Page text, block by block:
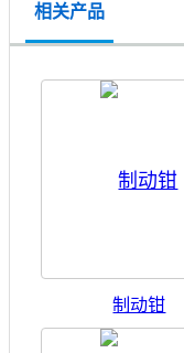
相关产品
制动钳